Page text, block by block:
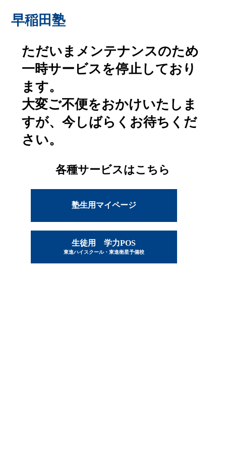
早稲田塾
ただいまメンテナンスのため
一時サービスを停止しており
ます。
大変ご不便をおかけいたしま
すが、今しばらくお待ちくだ
さい。
各種サービスはこちら
塾生用マイページ
生徒用 学力POS
東進ハイスクール・東進衛星予備校